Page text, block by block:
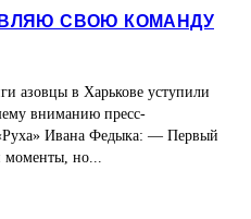
СВОЮ КОМАНДУ
азовцы в Харькове уступили
вниманию пресс-
Ивана Федыка: — Первый
моменты, но...